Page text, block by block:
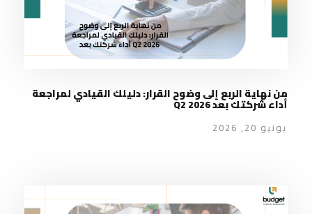
من نهاية الربع إلى وضوح القرار: دليلك القيادي لمراجعة
أداء شركتك بعد Q2 2026
يونيو 20, 2026